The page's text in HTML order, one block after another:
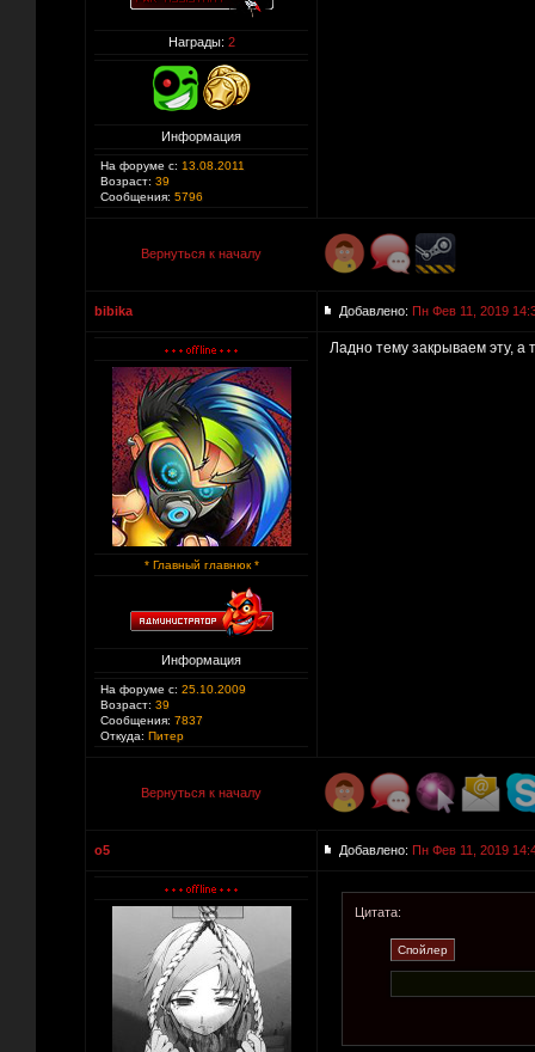
Награды: 2
Информация
На форуме с: 13.08.2011
Возраст: 39
Сообщения: 5796
Вернуться к началу
bibika Добавлено: Пн Фев 11, 2019
* Главный главнюк *
Информация
На форуме с: 25.10.2009
Возраст: 39
Сообщения: 7837
Откуда: Питер
Ладно тему закрываем эту, а
Вернуться к началу
o5 Добавлено: Пн Фев 11, 2019
Цитата: